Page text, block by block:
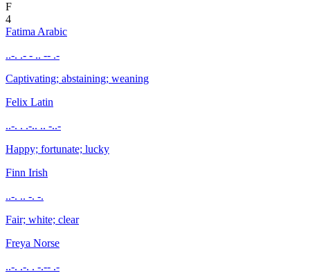
F
4
Fatima Arabic
..-. .- - .. -- .-
Captivating; abstaining; weaning
Felix Latin
..-. . .-.. .. -..-
Happy; fortunate; lucky
Finn Irish
..-. .. -. -.
Fair; white; clear
Freya Norse
..-. .-. . -.-- .-